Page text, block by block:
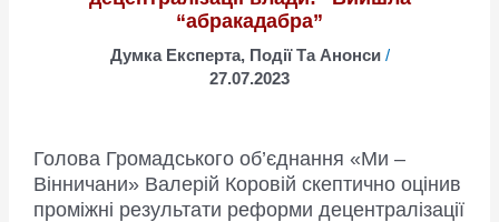
“абракадабра”
Думка Експерта, Події Та Анонси/
27.07.2023
Голова Громадського об’єднання «Ми –
Вінничани» Валерій Коровій скептично оцінив
проміжні результати реформи децентралізації